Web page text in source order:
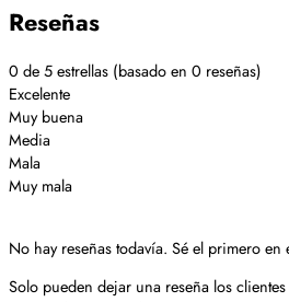
Reseñas
0 de 5 estrellas (basado en 0 reseñas)
Excelente
Muy buena
Media
Mala
Muy mala
No hay reseñas todavía. Sé el primero
Solo pueden dejar una reseña los